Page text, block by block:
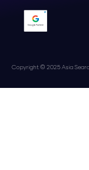
Copyright © 2025 Asia